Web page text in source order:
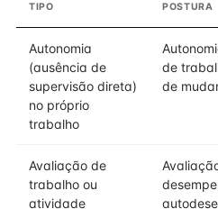
TIPO POSTURA
Autonomia
(ausência de
supervisão direta)
no próprio
trabalho
de
de
Avaliação de
trabalho ou
atividade